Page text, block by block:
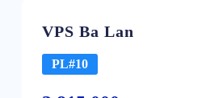
VPS Ba Lan
PL#10